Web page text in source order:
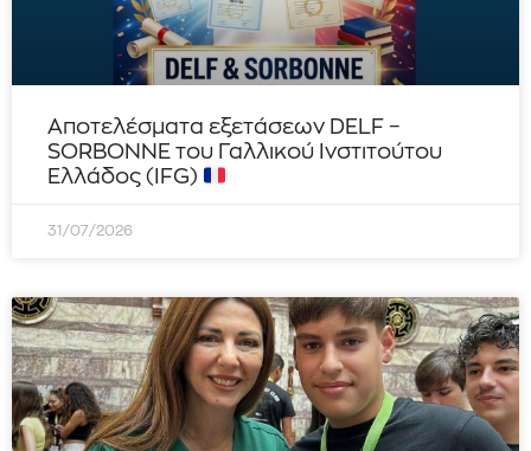
Αποτελέσματα εξετάσεων DELF –
SORBONNE του Γαλλικού Ινστιτούτου
Ελλάδος (IFG)
31/07/2026